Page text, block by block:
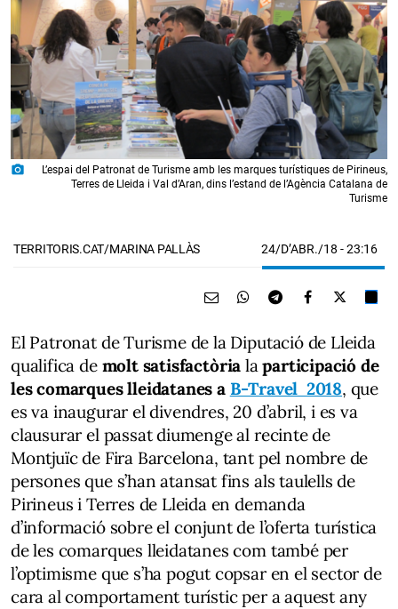
photo_camera
L’espai del Patronat de Turisme amb les marques turístiques de Pirineus,
Terres de Lleida i Val d’Aran, dins l’estand de l’Agència Catalana de
Turisme
TERRITORIS.CAT/MARINA PALLÀS 24/D’ABR./18 - 23:16
El Patronat de Turisme de la Diputació de Lleida
qualifica demolt satisfactòria laparticipació de
les comarques lleidatanes a B-Travel 2018, que
es va inaugurar el divendres, 20 d’abril, i es va
clausurar el passat diumenge al recinte de
Montjuïc de Fira Barcelona, tant pel nombre de
persones que s’han atansat fins als taulells de
Pirineus i Terres de Lleida en demanda
d’informació sobre el conjunt de l’oferta turística
de les comarques lleidatanes com també per
l’optimisme que s’ha pogut copsar en el sector de
cara al comportament turístic per a aquest any